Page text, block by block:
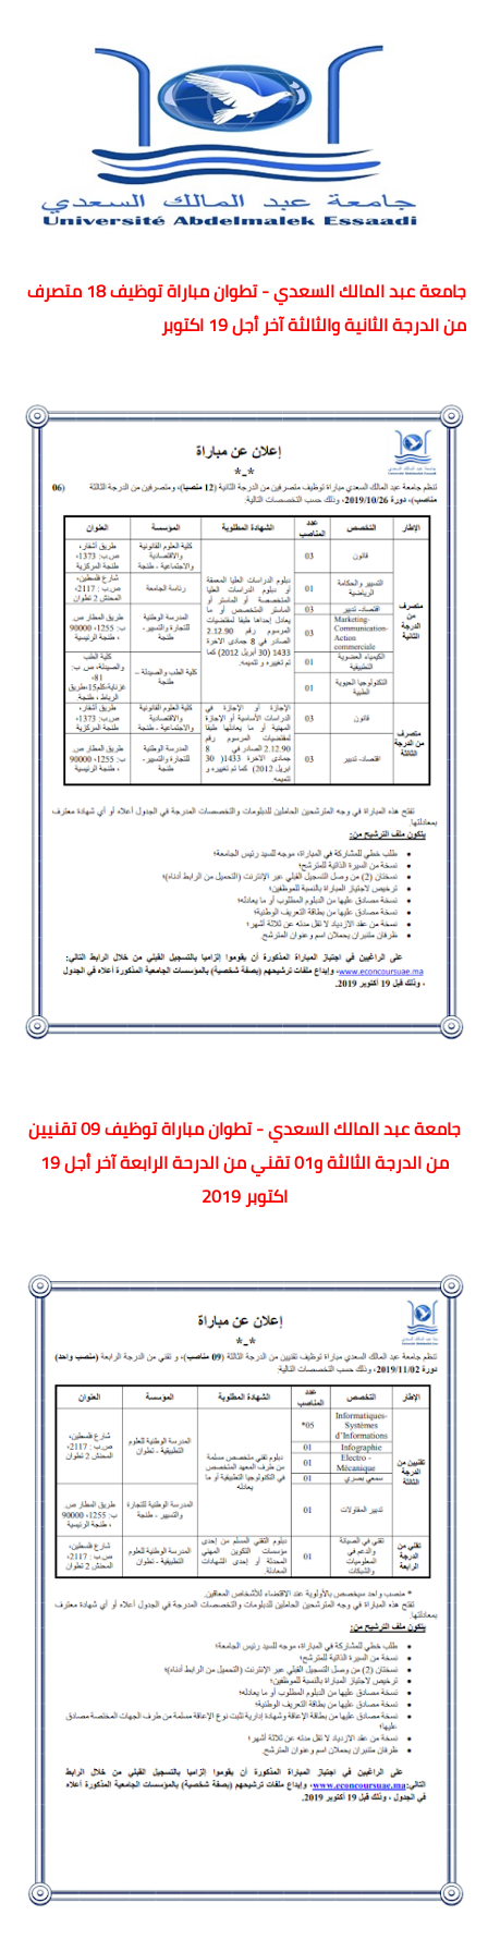
الوظيفة
إعلاميات
التعليم
الصحة
جامعة عبد المالك السعدي - تطوان مباراة توظيف 18 متصرف
من الدرجة الثانية والثالثة آخر أجل 19 اكتوبر
جامعة عبد المالك السعدي - تطوان مباراة توظيف 09 تقنيين
من الدرجة الثالثة و01 تقني من الدرحة الرابعة آخر أجل 19
اكتوبر 2019